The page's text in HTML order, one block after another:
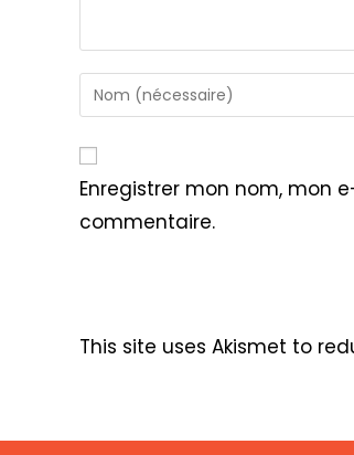
Enter
your
or
username
to
Enregistrer mon nom, mon
commentaire.
This site uses Akismet to